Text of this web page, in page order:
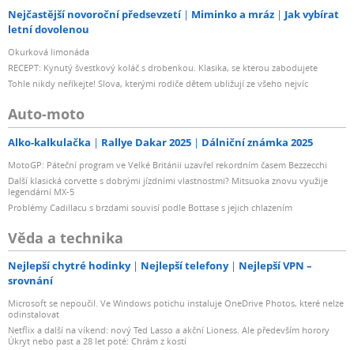
Nejčastější novoroční předsevzetí Miminko a mráz
Jak vybírat
letní dovolenou
Okurková limonáda
RECEPT: Kynutý švestkový koláč s drobenkou. Klasika, se kterou zabodujete
Tohle nikdy neříkejte! Slova, kterými rodiče dětem ubližují ze všeho nejvíc
Auto-moto
Alko-kalkulačka Rallye Dakar 2025 Dálniční známka 2025
MotoGP: Páteční program ve Velké Británii uzavřel rekordním časem Bezzecchi
Další klasická corvette s dobrými jízdními vlastnostmi? Mitsuoka znovu využije
legendární MX-5
Problémy Cadillacu s brzdami souvisí podle Bottase s jejich chlazením
Věda a technika
Nejlepší chytré hodinky Nejlepší telefony
Nejlepší VPN –
srovnání
Microsoft se nepoučil. Ve Windows potichu instaluje OneDrive Photos, které nelze
odinstalovat
Netflix a další na víkend: nový Ted Lasso a akční Lioness. Ale především horory
Úkryt nebo past a 28 let poté: Chrám z kostí